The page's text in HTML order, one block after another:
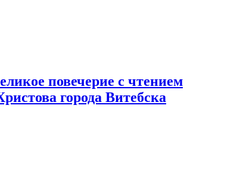
повечерие с чтением
города Витебска